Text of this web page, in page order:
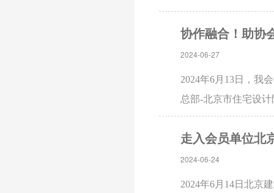
号楼的既有建筑零碳
暖设备有限公…
协作融合！助协
2024-06-27
2024年6月13日，我
总部-北京市住宅设
安良等3人随访。受
主任娄武强、…
走入会员单位北
2024-06-24
2024年6月14日北京